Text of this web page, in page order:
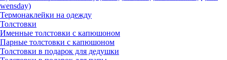
wensday)
Термонаклейки на одежду
Толстовки
Именные толстовки с капюшоном
Парные толстовки с капюшоном
Толстовки в подарок для дедушки